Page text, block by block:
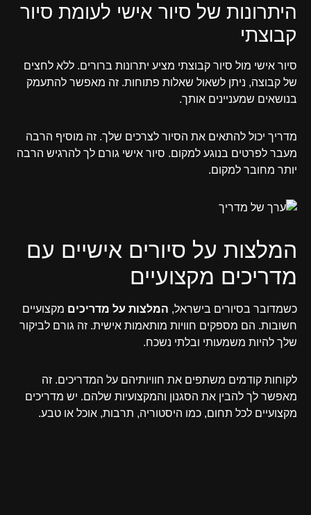
היתרונות של סיור אישי לעומת סיור
קבוצתי
סיור אישי מול סיור קבוצתי מציע יתרונות ברורים. ללא לחצים
של קבוצה, ניתן לשאול שאלות פתוחות. זה מאפשר להתעמק
בנושאים שמעניינים אותך.
מדריך יכול להתאים את הסיור לצרכים שלך. זה מוסיף הרבה
מעבר לפרטים בנוגע למקום. סיור אישי גורם לך להרגיש הרבה
יותר מחובר למקום.
המלצות על סיורים אישיים עם
מדריכים מקצועיים
כשמדובר בסיורים בישראל, המלצות על מדריכים מקצועיים
חשובות. הם מספקים חוויות מותאמות אישית. זה גורם לביקור
שלך להיות משמעותי ובלתי נשכח.
לקוחות קודמים משתפים את חוויותיהם על המדריכים. זה
מאפשר לך להבין את הסגנון והמקצועיות שלהם. יש מדריכים
מקצועיים לכל תחום, כמו היסטוריה, תרבות, אוכל או טבע.